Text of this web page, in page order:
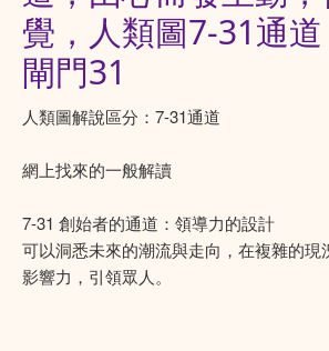
覺，人類圖7-31通
閘門31
人類圖解說區分：7-31通道
網上找來的一般解讀
7-31 創始者的通道：領導力的設計
可以洞悉未來的潮流與走向，在複雜的現
影響力，引領眾人。